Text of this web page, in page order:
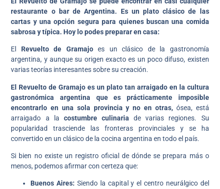
restaurante o bar de Argentina. Es un plato clásico de las
cartas y una opción segura para quienes buscan una comida
sabrosa y típica. Hoy lo podes preparar en casa:
El Revuelto de Gramajoes un clásico de la gastronomía
argentina, y aunque su origen exacto es un poco difuso, existen
varias teorías interesantes sobre su creación.
El Revuelto de Gramajo es un plato tan arraigado en la cultura
gastronómica argentina que es prácticamente imposible
encontrarlo en una sola provincia y no en otras,ósea, está
arraigado a la costumbre culinaria de varias regiones. Su
popularidad trasciende las fronteras provinciales y se ha
convertido en un clásico de la cocina argentina en todo el país.
Si bien no existe un registro oficial de dónde se prepara más o
menos, podemos afirmar con certeza que:
Buenos Aires: Siendo la capital y el centro neurálgico del